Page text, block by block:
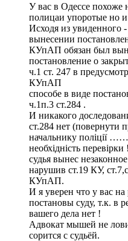
У вас в Одессе похоже
полицаи упоротые но
Исходя из увиденного
вынесении
КУпАП обязан был
постановление о
ч.1 ст. 247 в
КУпАП
способе в виде
ч.1п.3 ст.284 .
И никакого
ст.284 нет (повернути
начальнику поліції
необхідність
судья вынес
нарушив ст.19 КУ,
КУпАП.
И я уверен что у вас на
постановы суду, т.к. в
вашего дела нет !
Адвокат мышей не
сорится с судьёй.